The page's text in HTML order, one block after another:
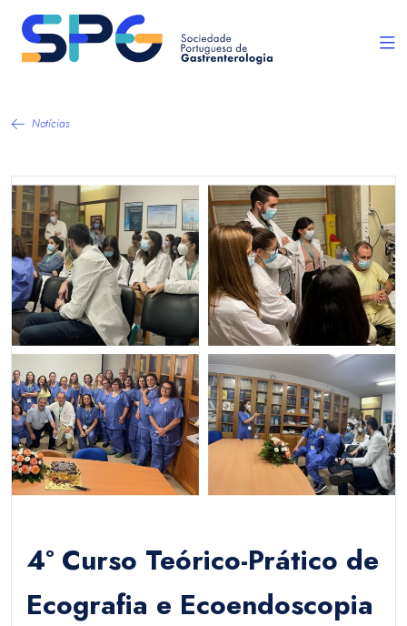
Notícias
4º Curso Teórico-Prático de
Ecografia e Ecoendoscopia